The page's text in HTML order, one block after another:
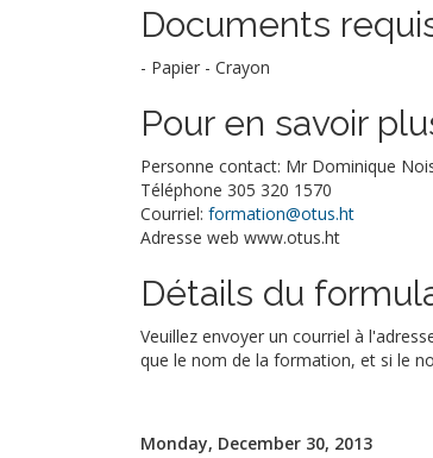
Documents
- Papier - Crayon
Pour en savoir
Personne contact: Mr Dominique
Téléphone 305 320 1570
Courriel: formation@otus.ht
Adresse web www.otus.ht
Détails du
Veuillez envoyer un courriel à
que le nom de la formation, et si le
Monday, December 30, 2013